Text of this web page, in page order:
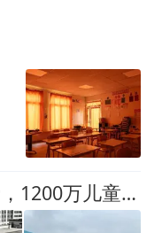
国家补贴幼儿园大班免费，1200万儿童受益